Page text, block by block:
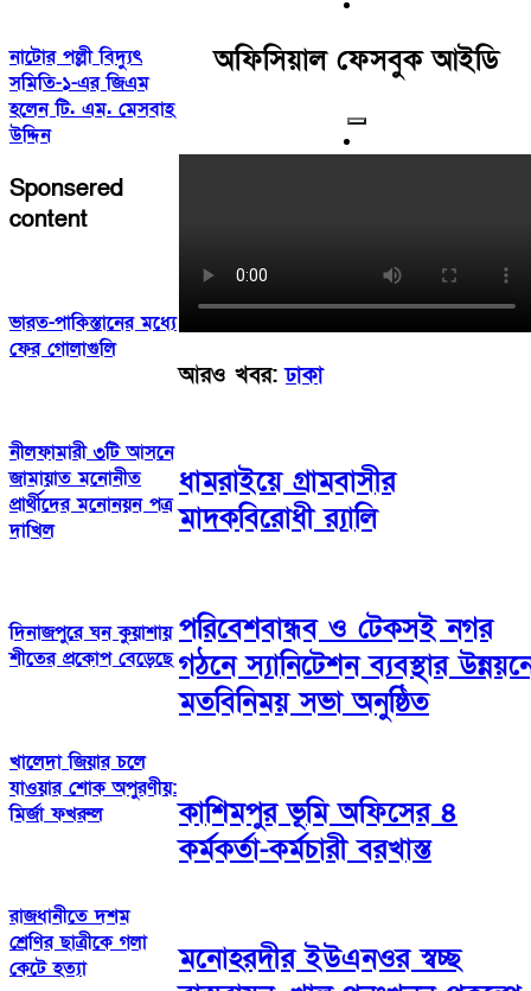
নাটোর পল্লী বিদ্যুৎ
সমিতি-১-এর জিএম
হলেন টি. এম. মেসবাহ
উদ্দিন
Sponsered
content
ভারত-পাকিস্তানের মধ্যে
ফের গোলাগুলি
নীলফামারী ৩টি আসনে
জামায়াত মনোনীত
প্রার্থীদের মনোনয়ন পত্র
দাখিল
দিনাজপুরে ঘন কুয়াশায়
শীতের প্রকোপ বেড়েছে
খালেদা জিয়ার চলে
যাওয়ার শোক অপুরণীয়:
মির্জা ফখরুল
রাজধানীতে দশম
শ্রেণির ছাত্রীকে গলা
কেটে হত্যা
অফিসিয়াল ফেসবুক আইডি
আরও খবর:ঢাকা
ধামরাইয়ে গ্রামবাসীর
মাদকবিরোধী র‍্যালি
পরিবেশবান্ধব ও টেকসই নগর
গঠনে স্যানিটেশন ব্যবস্থার
মতবিনিময় সভা অনুষ্ঠিত
কাশিমপুর ভূমি অফিসের ৪
কর্মকর্তা-কর্মচারী বরখাস্ত
মনোহরদীর ইউএনওর স্বচ্ছ